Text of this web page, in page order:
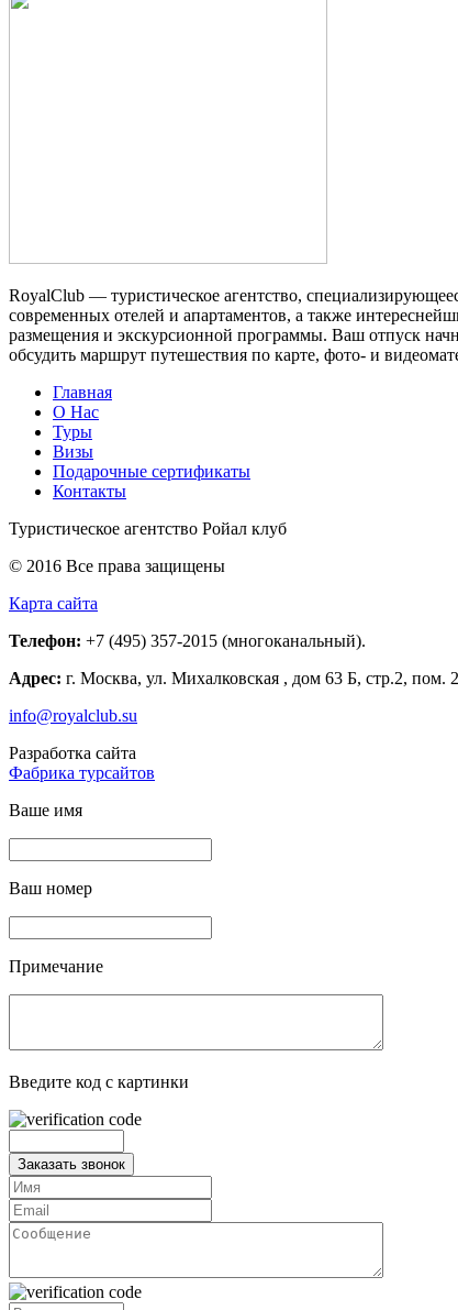
RoyalClub — туристическое агентство,
современных отелей и апартаментов, а также
размещения и экскурсионной программы. Ваш отпуск
обсудить маршрут путешествия по карте, фото- и
Главная
О Нас
Туры
Визы
Подарочные сертификаты
Контакты
Туристическое агентство Ройал клуб
© 2016 Все права защищены
Карта сайта
Телефон: +7 (495) 357-2015 (многоканальный).
Адрес: г. Москва, ул. Михалковская , дом 63 Б, стр.2, пом.
info@royalclub.su
Разработка сайта
Фабрика турсайтов
Ваше имя
Ваш номер
Примечание
Введите код с картинки